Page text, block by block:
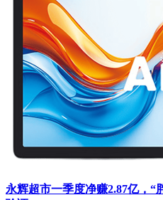
永辉超市一季度净赚2.87亿，“